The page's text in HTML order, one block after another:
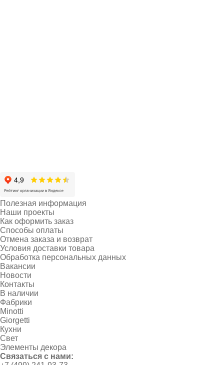
Полезная информация
Наши проекты
Как оформить заказ
Способы оплаты
Отмена заказа и возврат
Условия доставки товара
Обработка персональных данных
Вакансии
Новости
Контакты
В наличии
Фабрики
Minotti
Giorgetti
Кухни
Свет
Элементы декора
Связаться с нами: